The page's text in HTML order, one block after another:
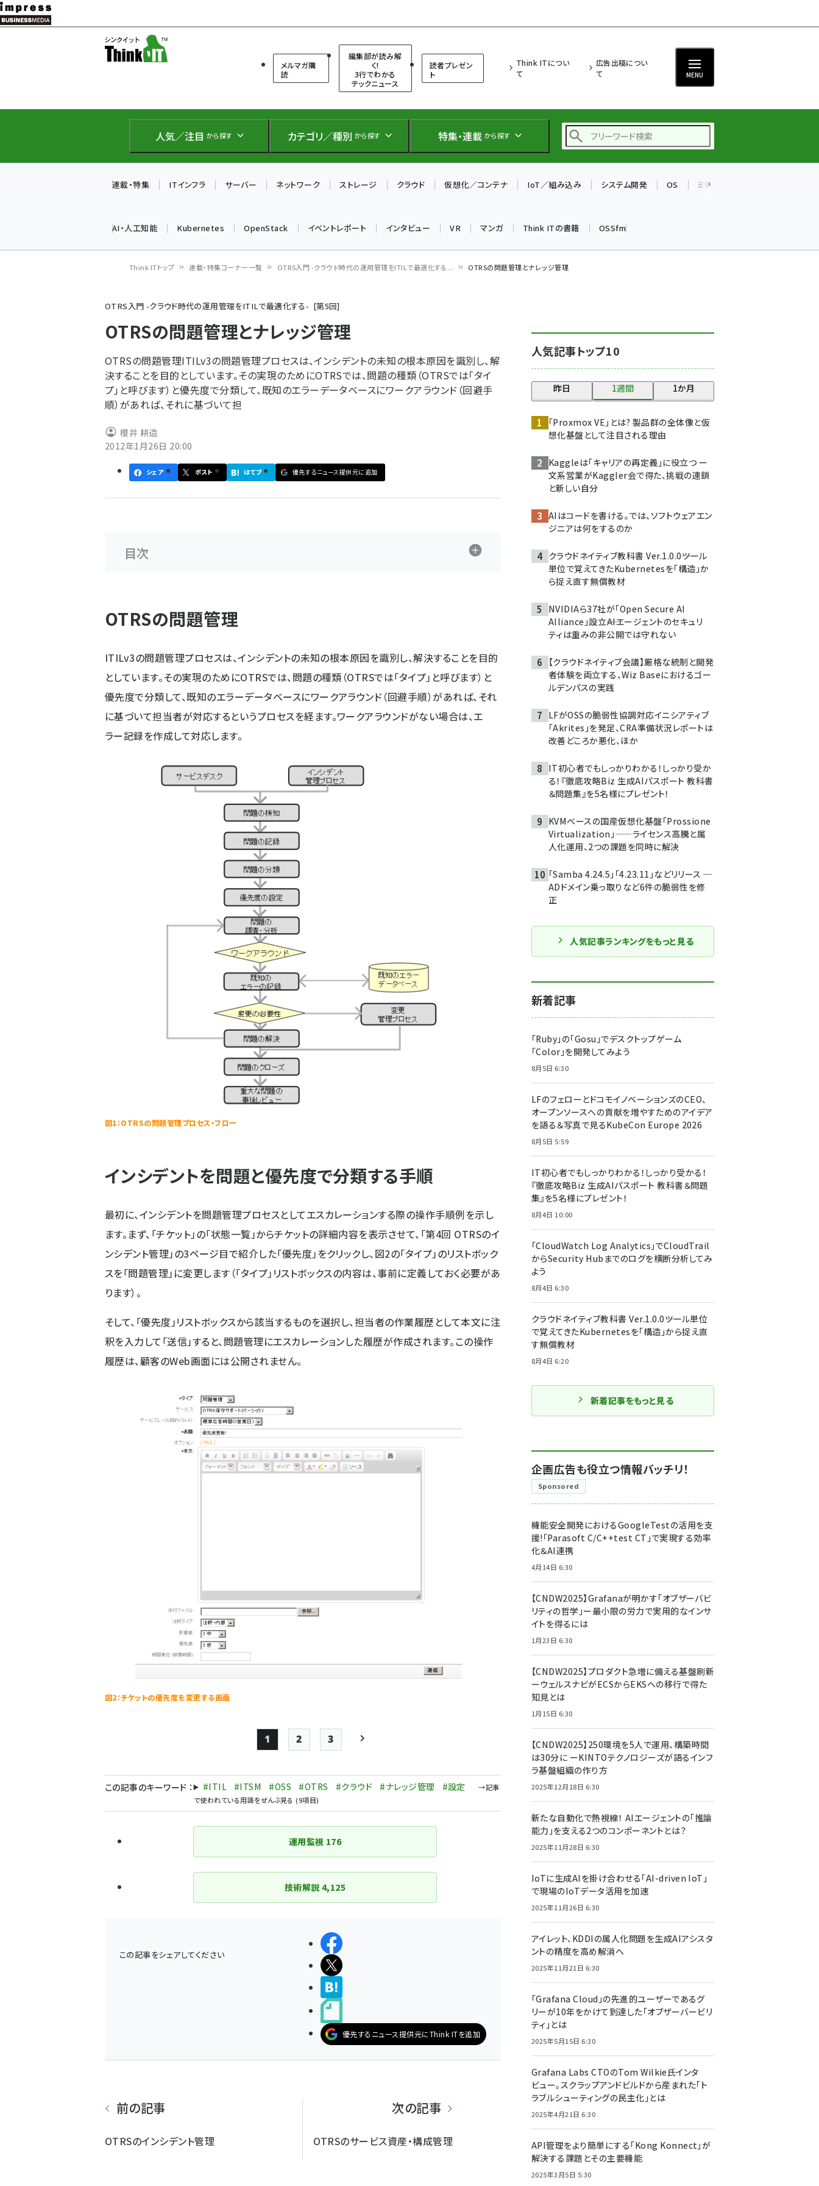
メ
イ
テ
に
メルマガ購
読
編集部が読み解
く!
3行でわかる
テックニュース
読者プレゼン
ト
Think ITについ
て
広告出稿につい
て
MENU
人気／注目 から探す カテゴリ／種別 から探す 特集・連載 から探す
仲間と築いた勝利の絆～
drupal (1921)
genai (1464)
ai crunch (1336)
連載・特集 ITインフラ サーバー ネットワーク ストレージ クラウド 仮想化／コンテナ IoT／組み込み システム開発 OS ミドルウェア
AI・人工知能 Kubernetes OpenStack イベントレポート インタビュー VR マンガ Think ITの書籍 OSSfm
ン
く
ず
Think ITトップ 連載・特集コーナー一覧 OTRS入門 -クラウド時代の運用管理をITILで最適化する... OTRSの問題管理とナレッジ管理
OTRS入門 -クラウド時代の運用管理をITILで最適化する- 第5回
OTRSの問題管理とナレッジ管理
OTRSの問題管理ITILv3の問題管理プロセスは、インシデントの未知の根本原因を識別し、解
決することを目的としています。その実現のためにOTRSでは、問題の種類（OTRSでは「タイ
プ」と呼びます）と優先度で分類して、既知のエラーデータベースにワークアラウンド（回避手
順）があれば、それに基づいて担
櫻井 耕造
2012年1月26日 20:00
シェア ポスト はてブ 優先するニュース提供元に追加
目次
OTRSの問題管理
ITILv3の問題管理プロセスは、インシデントの未知の根本原因を識別し、解決することを目的
としています。その実現のためにOTRSでは、問題の種類（OTRSでは「タイプ」と呼びます）と
優先度で分類して、既知のエラーデータベースにワークアラウンド（回避手順）があれば、それ
に基づいて担当者が対応するというプロセスを経ます。ワークアラウンドがない場合は、エ
ラー記録を作成して対応します。
図1：OTRSの問題管理プロセス・フロー
インシデントを問題と優先度で分類する手順
最初に、インシデントを問題管理プロセスとしてエスカレーションする際の操作手順例を示し
ます。まず、「チケット」の「状態一覧」からチケットの詳細内容を表示させて、 「第4回 OTRSのイ
ンシデント管理」の3ページ目で紹介した「優先度」をクリックし、図2の「タイプ」のリストボック
スを「問題管理」に変更します（「タイプ」リストボックスの内容は、事前に定義しておく必要があ
ります）。
そして、「優先度」リストボックスから該当するものを選択し、担当者の作業履歴として本文に注
釈を入力して「送信」すると、問題管理にエスカレーションした履歴が作成されます。この操作
履歴は、顧客のWeb画面には公開されません。
図2：チケットの優先度を変更する画面
ペー
ジ
送
り
Page
1
Page
2
Page
3
この記事のキーワード ： #ITIL #ITSM #OSS #OTRS #クラウド #ナレッジ管理 #設定
運用監視 176
技術解説 4,125
この記事をシェアしてください
シェアする
ポストする
優先するニュース提供元にThink ITを追加
前の記事
OTRSのインシデント管理
次の記事
OTRSのサービス資産・構成管理
人気記事トップ10
昨日 1週間 1か月
「Proxmox VE」とは? 製品群の全体像と仮
想化基盤として注目される理由
Kaggleは「キャリアの再定義」に役立つ ー
文系営業がKaggler会で得た、挑戦の連鎖
と新しい自分
AIはコードを書ける。では、ソフトウェアエン
ジニアは何をするのか
クラウドネイティブ教科書 Ver.1.0.0――ツール
単位で覚えてきたKubernetesを「構造」か
ら捉え直す無償教材
NVIDIAら37社が「Open Secure AI
Alliance」設立――AIエージェントのセキュリ
ティは重みの非公開では守れない
【クラウドネイティブ会議】厳格な統制と開発
者体験を両立する、Wiz Baseにおけるゴー
ルデンパスの実践
LFがOSSの脆弱性協調対応イニシアティブ
「Akrites」を発足、CRA準備状況レポートは
改善どころか悪化、ほか
IT初心者でもしっかりわかる！しっかり受か
る！『徹底攻略Biz 生成AIパスポート 教科書
＆問題集』を5名様にプレゼント！
KVMベースの国産仮想化基盤「Prossione
Virtualization」——ライセンス高騰と属
人化運用、2つの課題を同時に解決
「Samba 4.24.5」「4.23.11」などリリース ─
ADドメイン乗っ取りなど6件の脆弱性を修
正
人気記事ランキングをもっと見る
新着記事
「Ruby」の「Gosu」でデスクトップゲーム
「Color」を開発してみよう
8月5日 6:30
LFのフェローとドコモイノベーションズのCEO、
オープンソースへの貢献を増やすためのアイデア
を語る＆写真で見るKubeCon Europe 2026
8月5日 5:59
IT初心者でもしっかりわかる！しっかり受かる！
『徹底攻略Biz 生成AIパスポート 教科書＆問題
集』を5名様にプレゼント！
8月4日 10:00
「CloudWatch Log Analytics」でCloudTrail
からSecurity Hubまでのログを横断分析してみ
よう
8月4日 6:30
クラウドネイティブ教科書 Ver.1.0.0――ツール単位
で覚えてきたKubernetesを「構造」から捉え直
す無償教材
8月4日 6:20
新着記事をもっと見る
企画広告も役立つ情報バッチリ！
Sponsored
機能安全開発におけるGoogleTestの活用を支
援!「Parasoft C/C++test CT」で実現する効率
化＆AI連携
4月14日 6:30
【CNDW2025】Grafanaが明かす「オブザーバビ
リティの哲学」ー最小限の労力で実用的なインサ
イトを得るには
1月23日 6:30
【CNDW2025】プロダクト急増に備える基盤刷新
ーウェルスナビがECSからEKSへの移行で得た
知見とは
1月15日 6:30
【CNDW2025】250環境を5人で運用、構築時間
は30分に ーKINTOテクノロジーズが語るインフ
ラ基盤組織の作り方
2025年12月18日 6:30
新たな自動化で熱視線！ AIエージェントの「推論
能力」を支える2つのコンポーネントとは？
2025年11月28日 6:30
IoTに生成AIを掛け合わせる「AI-driven IoT」
で現場のIoTデータ活用を加速
2025年11月26日 6:30
アイレット、KDDIの属人化問題を生成AIアシスタ
ントの精度を高め解消へ
2025年11月21日 6:30
「Grafana Cloud」の先進的ユーザーであるグ
リーが10年をかけて到達した「オブザーバービリ
ティ」とは
2025年5月15日 6:30
Grafana Labs CTOのTom Wilkie氏インタ
ビュー。スクラップアンドビルドから産まれた「ト
ラブルシューティングの民主化」とは
2025年4月21日 6:30
API管理をより簡単にする「Kong Konnect」が
解決する課題とその主要機能
2025年3月5日 5:30